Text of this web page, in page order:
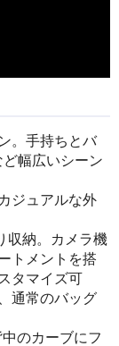
。手持ちとバ
幅広いシーン
ジュアルな外
収納。カメラ機
トメントを搭
タマイズ可
通常のバッグ
のカーブにフ